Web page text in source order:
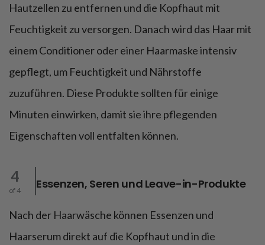
Hautzellen zu entfernen und die Kopfhaut mit
Feuchtigkeit zu versorgen. Danach wird das Haar mit
einem Conditioner oder einer Haarmaske intensiv
gepflegt, um Feuchtigkeit und Nährstoffe
zuzuführen. Diese Produkte sollten für einige
Minuten einwirken, damit sie ihre pflegenden
Eigenschaften voll entfalten können.
4
of 4 Essenzen, Seren und Leave-in-Produkte
Nach der Haarwäsche können Essenzen und
Haarserum direkt auf die Kopfhaut und in die